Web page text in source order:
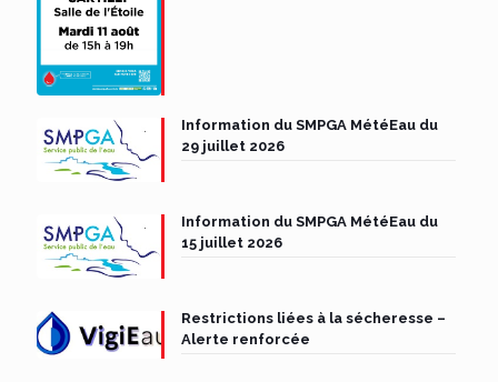
Information du SMPGA MétéEau du
29 juillet 2026
Information du SMPGA MétéEau du
15 juillet 2026
Restrictions liées à la sécheresse –
Alerte renforcée